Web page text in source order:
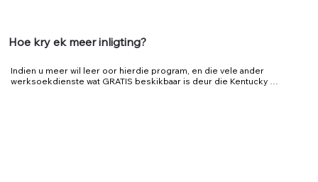
Hoe kry ek meer inligting?
Indien u meer wil leer oor hierdie program, en die vele ander
werksoekdienste wat GRATIS beskikbaar is deur die Kentucky